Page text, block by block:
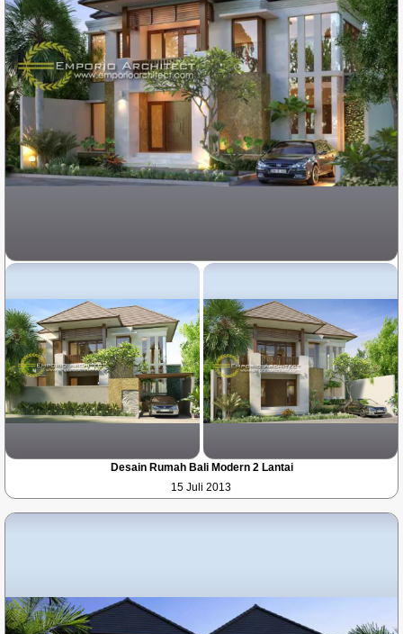
Desain Rumah Bali Modern 2 Lantai
15 Juli 2013